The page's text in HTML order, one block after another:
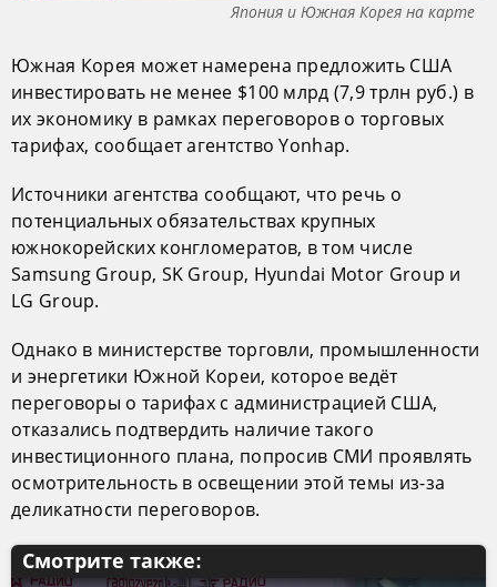
Япония и Южная Корея на карте
Южная Корея может намерена предложить США
инвестировать не менее $100 млрд (7,9 трлн руб.) в
их экономику в рамках переговоров о торговых
тарифах, сообщает агентство Yonhap.
Источники агентства сообщают, что речь о
потенциальных обязательствах крупных
южнокорейских конгломератов, в том числе
Samsung Group, SK Group, Hyundai Motor Group и
LG Group.
Однако в министерстве торговли, промышленности
и энергетики Южной Кореи, которое ведёт
переговоры о тарифах с администрацией США,
отказались подтвердить наличие такого
инвестиционного плана, попросив СМИ проявлять
осмотрительность в освещении этой темы из-за
деликатности переговоров.
Смотрите также: